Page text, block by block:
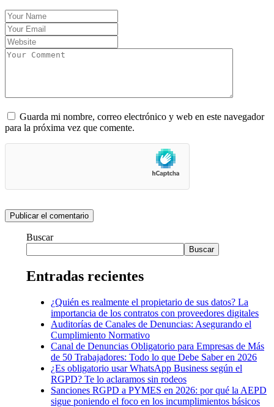
Guarda mi nombre, correo electrónico y web en este navegador
para la próxima vez que comente.
Buscar
Buscar
Entradas recientes
¿Quién es realmente el propietario de sus datos? La
importancia de los contratos con proveedores digitales
Auditorías de Canales de Denuncias: Asegurando el
Cumplimiento Normativo
Canal de Denuncias Obligatorio para Empresas de Más
de 50 Trabajadores: Todo lo que Debe Saber en 2026
¿Es obligatorio usar WhatsApp Business según el
RGPD? Te lo aclaramos sin rodeos
Sanciones RGPD a PYMES en 2026: por qué la AEPD
sigue poniendo el foco en los incumplimientos básicos